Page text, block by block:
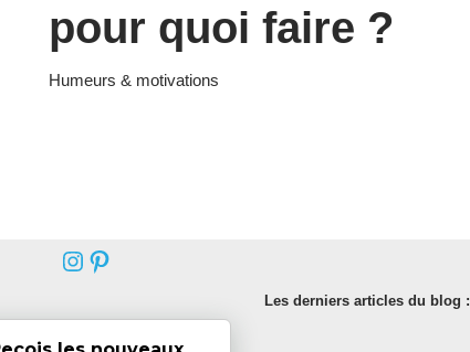
pour quoi faire ?
Humeurs & motivations
Les derniers articles du blog :